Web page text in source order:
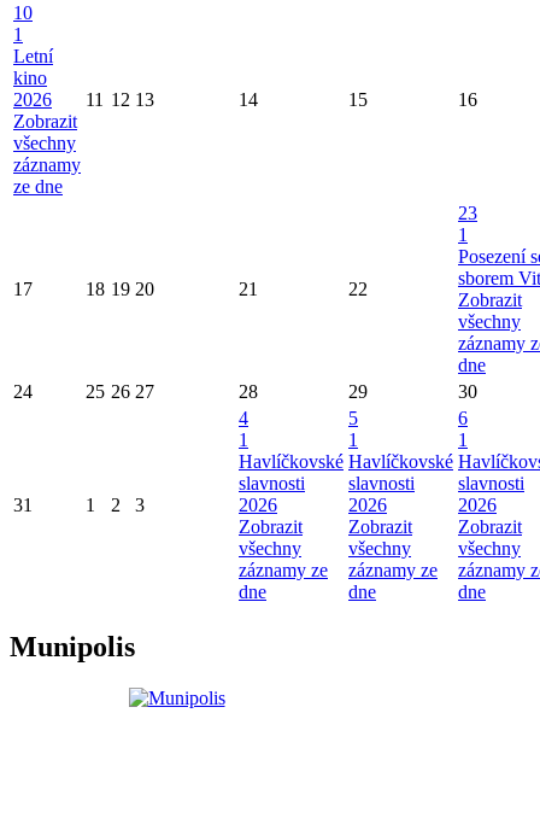
10
1
Letní
kino
2026
Zobrazit
všechny
záznamy
ze dne
11 12 13 14 15 16
17 18 19 20 21 22
23
1
Posezení
sborem
Zobrazit
všechny
záznamy
dne
24
25 26 27 28 29 30
31 1 2 3
4
1
Havlíčkovské
slavnosti
2026
Zobrazit
všechny
záznamy ze
dne
5
1
Havlíčkovské
slavnosti
2026
Zobrazit
všechny
záznamy ze
dne
6
1
slavnosti
2026
Zobrazit
všechny
záznamy
dne
Munipolis